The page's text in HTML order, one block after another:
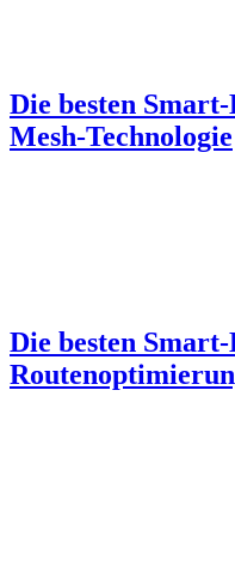
Die besten
Mesh-Technologie
Die besten